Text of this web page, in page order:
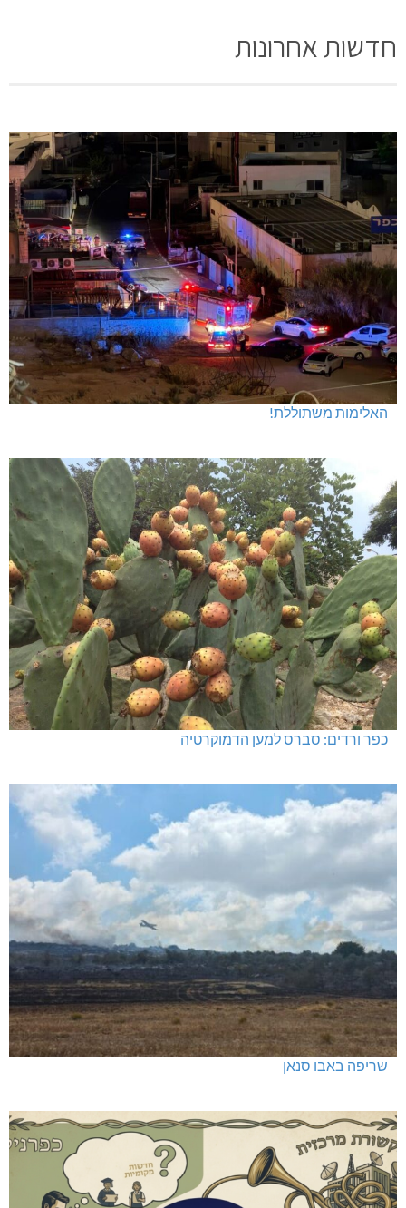
חדשות אחרונות
האלימות משתוללת!
כפר ורדים: סברס למען הדמוקרטיה
שריפה באבו סנאן